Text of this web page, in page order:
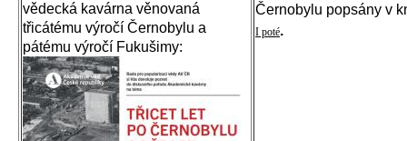
vědecká kavárna věnovaná
třicátému výročí Černobylu a
pátému výročí Fukušimy:
Černobylu popsány v
I poté.